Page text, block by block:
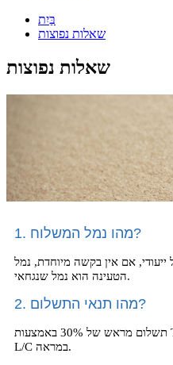
בַּיִת
שאלות נפוצות
שאלות נפוצות
1. מהו נמל המשלוח?
אם אין בקשה מיוחדת, נמל
הטעינה הוא נמל שנגחאי.
2. מהו תנאי התשלום?
תשלום מראש של 30% באמצעות T/T, 70% T/T לפני המשלוח, או זיכוי
L/C במראה.